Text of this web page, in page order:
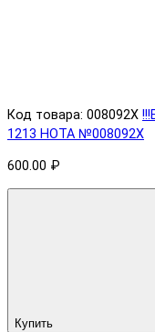
Код товара: 008092X
1213 HOTA №008092X
600.00 ₽
Купить